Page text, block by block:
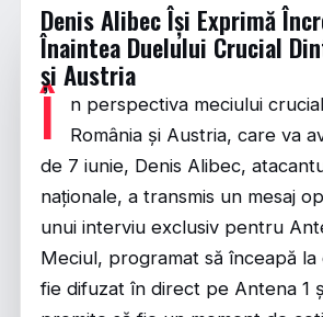
Denis Alibec Își Exprimă
Înaintea Duelului Crucial
și Austria
Î
n perspectiva meciului
România și Austria, care va
de 7 iunie, Denis Alibec,
naționale, a transmis un mesaj
unui interviu exclusiv pentru
Meciul, programat să înceapă la
fie difuzat în direct pe Antena 1